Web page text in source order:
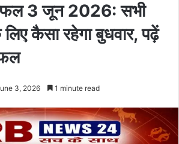
3 जून 2026: सभी
कैसा रहेगा बुधवार, पढ़ें
3, 2026 1 minute read